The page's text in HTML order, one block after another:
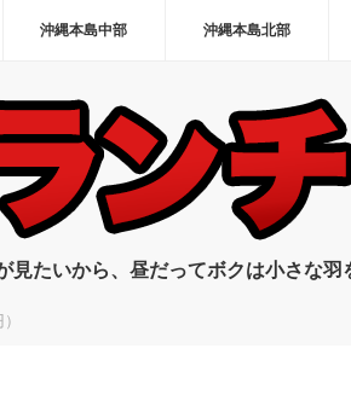
沖縄本島中部 沖縄本島北部
見たいから、昼だってボクは小さな